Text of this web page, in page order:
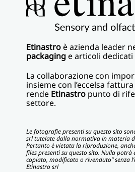
Etinastroè azienda leader
packaginge articoli dedicati
La collaborazione con
insieme con l’eccelsa
rende Etinastro punto di
settore.
Le fotografie presenti su questo sito
srl tutelate dalla normativa in materia
Pertanto è vietata la riproduzione,
files presenti su questo sito. Nulla potrà
copiato, modificato o rivenduto” senza
Etinastro srl